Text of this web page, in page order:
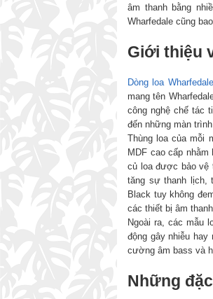
âm thanh bằng
Wharfedale cũng
Giới thiệu
Dòng loa
mang tên
công nghệ chế tác
đến những màn
Thùng loa của mỗi
MDF cao cấp
củ loa được bảo vệ
tăng sự thanh lịch,
Black tuy không
các thiết bị âm
Ngoài ra, các mẫu
động gây nhiễu
cường âm bass và
Những